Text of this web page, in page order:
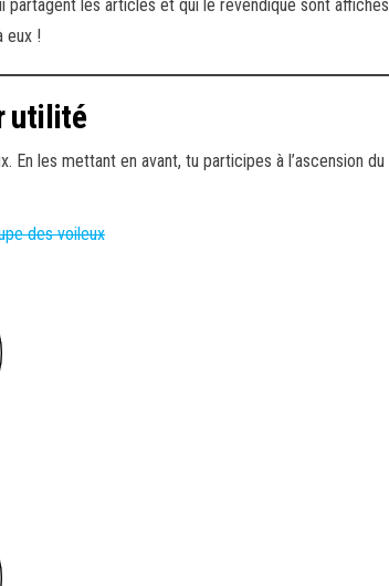
les articles et qui le revendique sont affichés
eux !
utilité
En les mettant en avant, tu participes à l’ascension du
des voileux